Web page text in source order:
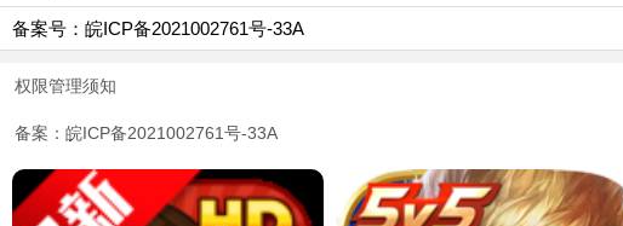
备案号：皖ICP备2021002761号-33A
权限管理须知
备案：皖ICP备2021002761号-33A